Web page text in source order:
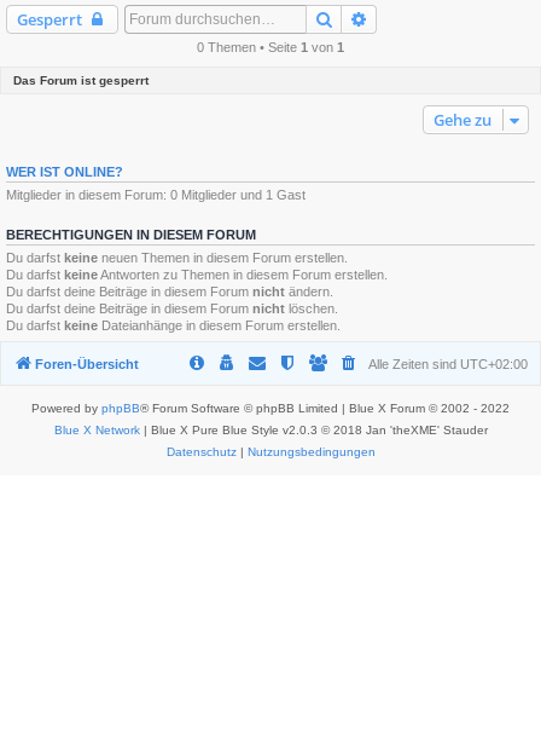
Gesperrt Suche
0 Themen • Seite 1 von 1
Das Forum ist gesperrt
Gehe zu
WER IST ONLINE?
Mitglieder in diesem Forum: 0 Mitglieder und 1 Gast
BERECHTIGUNGEN IN DIESEM FORUM
Du darfst keine neuen Themen in diesem Forum erstellen.
Du darfst keineAntworten zu Themen in diesem Forum erstellen.
Du darfst deine Beiträge in diesem Forum nicht ändern.
Du darfst deine Beiträge in diesem Forum nicht löschen.
Du darfst keine Dateianhänge in diesem Forum erstellen.
Foren-Übersicht Alle Zeiten sind UTC+02:00
Powered by phpBB® Forum Software © phpBB Limited | Blue X Forum © 2002 - 2022
Blue X Network| Blue X Pure Blue Style v2.0.3 © 2018 Jan 'theXME' Stauder
Datenschutz| Nutzungsbedingungen